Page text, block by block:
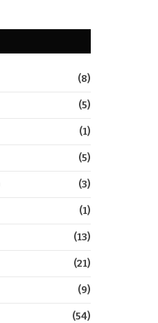
(8)
(5)
(1)
(5)
(3)
(1)
(13)
(21)
(9)
(54)